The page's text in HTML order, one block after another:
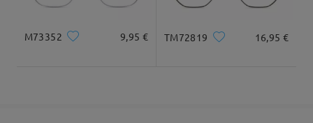
M73352 9,95 € TM72819 16,95 €